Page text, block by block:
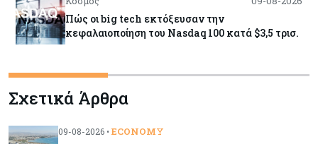
Πώς οι big tech εκτόξευσαν την
κεφαλαιοποίηση του Nasdaq 100 κατά $3,5 τρισ.
Αρθρογραφία 09-08-2026
Η επενδυτική κουλτούρα που λείπει από την
Κύπρο
Σχετικά Άρθρα
09-08-2026 • ECONOMY